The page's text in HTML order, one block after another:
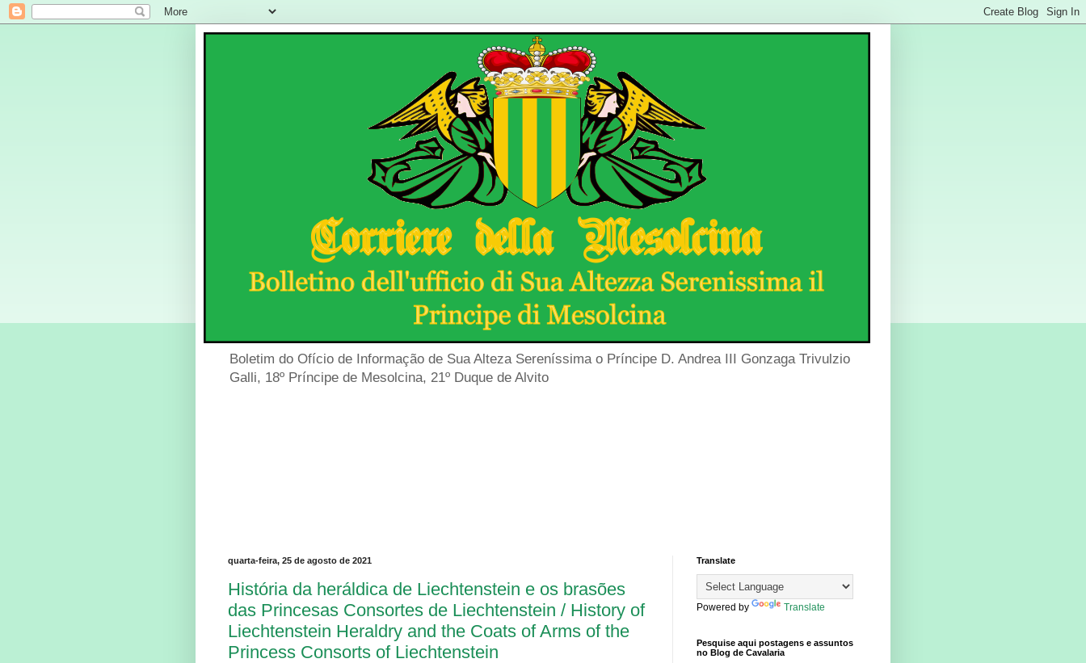
Boletim do Ofício de Informação de Sua Alteza Sereníssima o Príncipe D. Andrea III Gonzaga Trivulzio
Galli, 18º Príncipe de Mesolcina, 21º Duque de Alvito
quarta-feira, 25 de agosto de 2021
História da heráldica de Liechtenstein e os brasões
das Princesas Consortes de Liechtenstein / History of
Liechtenstein Heraldry and the Coats of Arms of the
Princess Consorts of Liechtenstein
Translate
Powered by Translate
Pesquise aqui postagens e assuntos
no Blog de Cavalaria